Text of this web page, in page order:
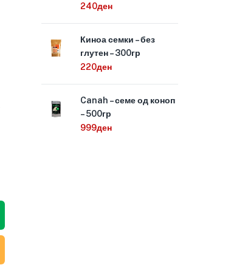
240ден
Киноа семки – без
глутен – 300гр
220ден
Canah – семе од коноп
– 500гр
999ден